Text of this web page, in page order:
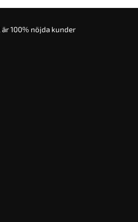
100% nöjda kunder